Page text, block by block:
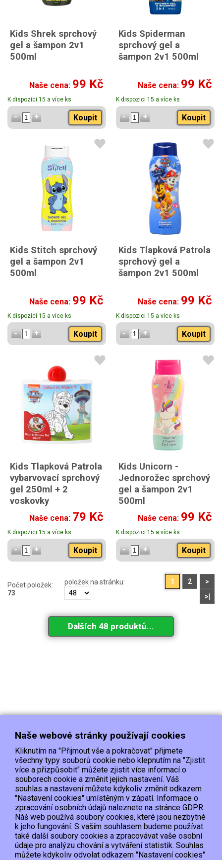
Kids Shrek sprchový
gel a šampon 2v1
500ml
Naše cena: 99 Kč
K dispozici 15 a více ks
Koupit
Kids Spiderman
sprchový gel a
šampon 2v1 500ml
Naše cena: 99 Kč
K dispozici 15 a více ks
Koupit
Kids Stitch sprchový
gel a šampon 2v1
500ml
Naše cena: 99 Kč
K dispozici 15 a více ks
Koupit
Kids Tlapková Patrola
sprchový gel a
šampon 2v1 500ml
Naše cena: 99 Kč
K dispozici 15 a více ks
Koupit
Kids Tlapková Patrola
vybarvovací sprchový
gel 250ml + 2
voskovky
Naše cena: 79 Kč
K dispozici 15 a více ks
Koupit
Kids Unicorn -
Jednorožec sprchový
gel a šampon 2v1
500ml
Naše cena: 99 Kč
K dispozici 15 a více ks
Koupit
Počet položek:
73
položek na stránku: 1 2
>
>|
Dalších 48 produktů...
Doprava Platba
Kontakt/Reklamace
Obchodní podmínky
Ochrana os.údajů
EET :Podle zákona o evidenci tržeb je prodávající povinen vystavit kupujícímu
Zároveň je povinen zaevidovat přijatou tržbu u správce daně online; v případě
technického výpadku pak nejpozději do 48 hodin.
Naše webové stránky používají cookies
Kliknutím na "Přijmout vše a pokračovat" přijmete
všechny typy souborů cookie nebo klepnutím na "Zjistit
více a přizpůsobit" můžete zjistit více informací o
souborech cookie a změnit jejich nastavení. Váš
souhlas a nastavení můžete kdykoliv změnit odkazem
"Nastavení cookies" umístěným v zápatí. Informace o
zpracování osobních údajů naleznete na stránce GDPR.
Náš web používá soubory cookies, které jsou nezbytné
k jeho fungování. S vaším souhlasem budeme používat
také další soubory cookies a zpracovávat vaše osobní
údaje pro analýzu chování a vytváření statistik. Souhlas
můžete kdykoliv odvolat odkazem "Nastavení cookies"